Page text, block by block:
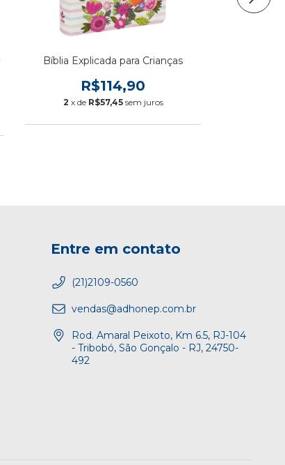
Bíblia Explicada para Crianças
R$114,90
2 x de R$57,45 sem juros
Entre em contato
(21)2109-0560
vendas@adhonep.com.br
Rod. Amaral Peixoto, Km 6.5, RJ-104
- Tribobó, São Gonçalo - RJ, 24750-
492